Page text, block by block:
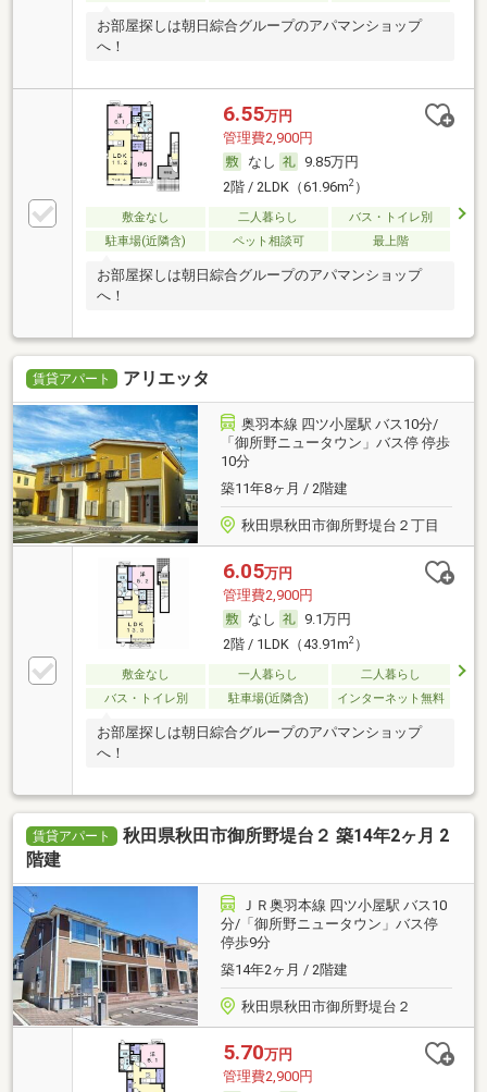
お部屋探しは朝日綜合グループのアパマンショップ
へ！
6.55万円
管理費2,900円
なし
9.85万円
2階 / 2LDK（61.96m2）
敷金なし 二人暮らし
バス・トイレ別
駐車場(近隣含)
ペット相談可 最上階
お部屋探しは朝日綜合グループのアパマンショップ
へ！
賃貸アパート アリエッタ
奥羽本線 四ツ小屋駅 バス10分/
「御所野ニュータウン」バス停 停歩
10分
築11年8ヶ月 / 2階建
秋田県秋田市御所野堤台２丁目
6.05万円
管理費2,900円
なし
9.1万円
2階 / 1LDK（43.91m2）
敷金なし 一人暮らし
二人暮らし
バス・トイレ別
駐車場(近隣含) インターネット無料
お部屋探しは朝日綜合グループのアパマンショップ
へ！
賃貸アパート
秋田県秋田市御所野堤台２ 築14年2ヶ月 2
階建
ＪＲ奥羽本線 四ツ小屋駅 バス10
分/「御所野ニュータウン」バス停
停歩9分
築14年2ヶ月 / 2階建
秋田県秋田市御所野堤台２
5.70万円
管理費2,900円